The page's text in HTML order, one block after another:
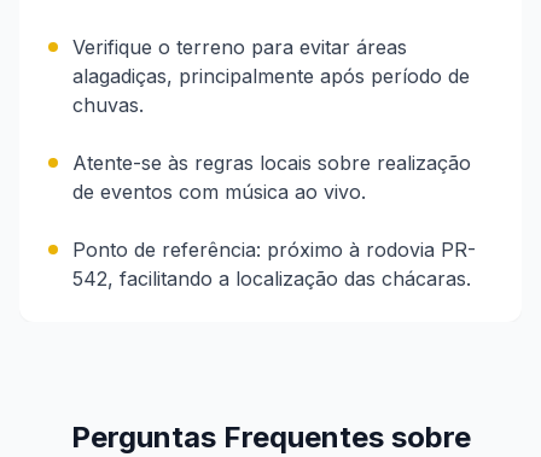
Verifique o terreno para evitar áreas
alagadiças, principalmente após período de
chuvas.
Atente-se às regras locais sobre realização
de eventos com música ao vivo.
Ponto de referência: próximo à rodovia PR-
542, facilitando a localização das chácaras.
Perguntas Frequentes sobre